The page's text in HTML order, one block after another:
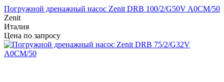
Погружной дренажный насос Zenit DRB 100/2/G50V A0CM/50
Zenit
Италия
Цена по запросу